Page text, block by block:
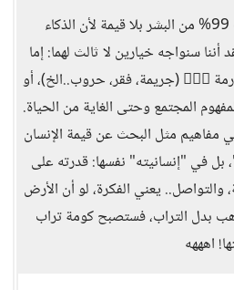
عندما تصبح مهارات 99% من البشر بلا قيمة لأن الذكاء
أننا سنواجه خيارين لا ثالث لهما: إما
🤷🏻‍♂️ (جريمة، فقر، حروب..الخ)، أو
المجتمع وحتى الغاية من الحياة.
مفاهيم مثل البحث عن قيمة الإنسان
في "إنسانيته" نفسها: قدرته على
والتواصل.. يعني الفكرة، لو أن الأرض
بدل التراب، فستصبح كومة تراب
اهههه